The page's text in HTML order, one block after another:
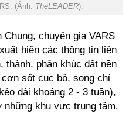
(Ảnh: TheLEADER).
chuyên gia VARS
hiện các thông tin liên
thành, phân khúc đất nền
sốt cục bộ, song chỉ
dài khoảng 2 - 3 tuần),
những khu vực trung tâm.